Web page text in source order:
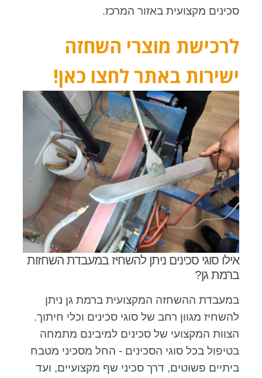
סכינים מקצועית באזור המרכז.
לרכישת מוצרי השחזה
ישירות באתר לחצו כאן!
אילו סוגי סכינים ניתן להשחיז במעבדת השחזות
ברמת גן?
במעבדת ההשחזה המקצועית ברמת גן ניתן
להשחיז מגוון רחב של סוגי סכינים וכלי חיתוך.
הצוות המקצועי של סכינים למיבינם מתמחה
בטיפול בכל סוגי הסכינים - החל מסכיני מטבח
ביתיים פשוטים, דרך סכיני שף מקצועיים, ועד